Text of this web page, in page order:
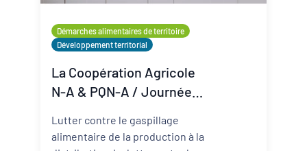
Démarches alimentaires de territoire
Développement territorial
La Coopération Agricole
N-A & PQN-A / Journée
contre le gaspillage
Lutter contre le gaspillage
alimentaire de la production à la